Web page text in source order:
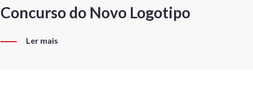
Concurso do Novo Logotipo
Ler mais